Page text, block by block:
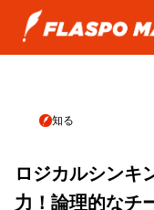
知る
ロジカルシンキ
力！論理的なチ